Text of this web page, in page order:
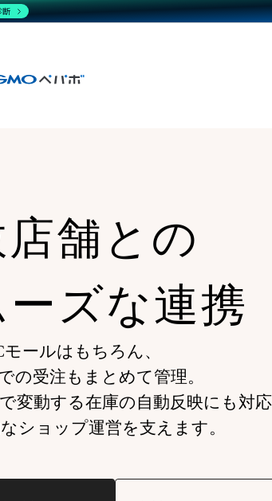
WordPress導入
モバイルアプリ
複数店舗との連携
る
舗との
ーズな連携
ールはもちろん、
の受注もまとめて管理。
変動する在庫の自動反映にも対応
ショップ運営を支えます。
断